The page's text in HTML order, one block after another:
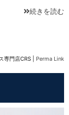
続きを読む
専門店CRS Perma Link